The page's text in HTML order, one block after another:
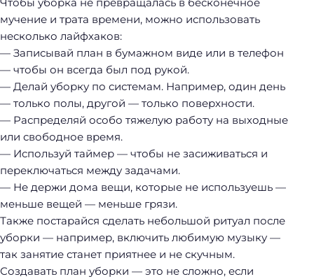
мучение и трата времени, можно использовать
несколько лайфхаков:
— Записывай план в бумажном виде или в телефон
— чтобы он всегда был под рукой.
— Делай уборку по системам. Например, один день
— только полы, другой — только поверхности.
— Распределяй особо тяжелую работу на выходные
или свободное время.
— Используй таймер — чтобы не засиживаться и
переключаться между задачами.
— Не держи дома вещи, которые не используешь —
меньше вещей — меньше грязи.
Также постарайся сделать небольшой ритуал после
уборки — например, включить любимую музыку —
так занятие станет приятнее и не скучным.
Создавать план уборки — это не сложно, если